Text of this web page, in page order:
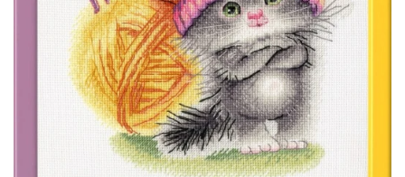
1/6
Смотреть видео - обзор
Изображения и цвет представленного товара могут незначительно
отличаться от оригинала продукции, взависимости от разрешения и
настроек вашего монитора, а также условий освещения при съемке